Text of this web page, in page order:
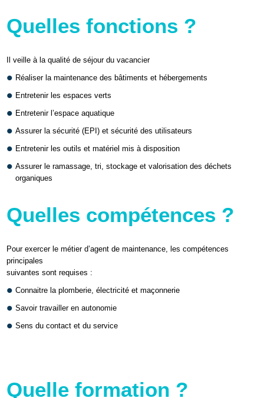
Quelles fonctions ?
Il veille à la qualité de séjour du vacancier
Réaliser la maintenance des bâtiments et hébergements
Entretenir les espaces verts
Entretenir l’espace aquatique
Assurer la sécurité (EPI) et sécurité des utilisateurs
Entretenir les outils et matériel mis à disposition
Assurer le ramassage, tri, stockage et valorisation des déchets
organiques
Quelles compétences ?
Pour exercer le métier d’agent de maintenance, les compétences
principales
suivantes sont requises :
Connaitre la plomberie, électricité et maçonnerie
Savoir travailler en autonomie
Sens du contact et du service
Quelle formation ?